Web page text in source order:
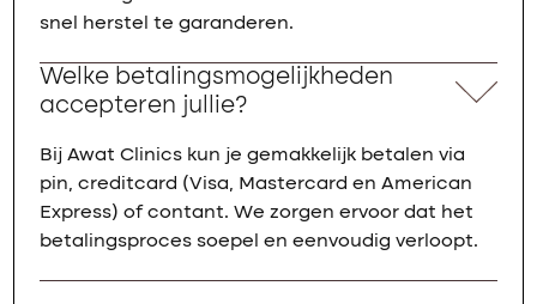
snel herstel te garanderen.
Welke betalingsmogelijkheden
accepteren jullie?
Bij Awat Clinics kun je gemakkelijk betalen via
pin, creditcard (Visa, Mastercard en American
Express) of contant. We zorgen ervoor dat het
betalingsproces soepel en eenvoudig verloopt.